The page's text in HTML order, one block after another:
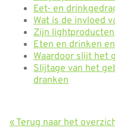
Eet- en
Wat is de invloed
Zijn
Eten en drinken
Waardoor slijt het
Slijtage van het
dranken
« Terug naar het